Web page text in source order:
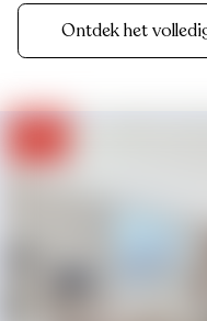
Ontdek het